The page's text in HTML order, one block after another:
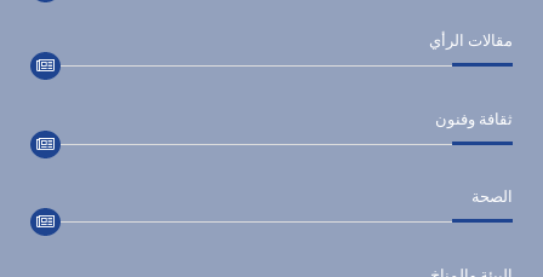
مقالات الرأي
ثقافة وفنون
الصحة